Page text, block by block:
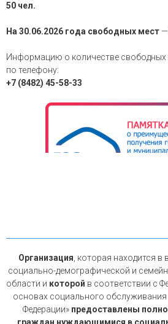
50 чел.
На 30.06.2026 года свободных мест
Информацию о количестве
по телефону:
+7 (8482) 45-58-33
Организация , которая находится
социально-демографической и
области и которой в соответствии с
основах социального
Федерации» предоставлены